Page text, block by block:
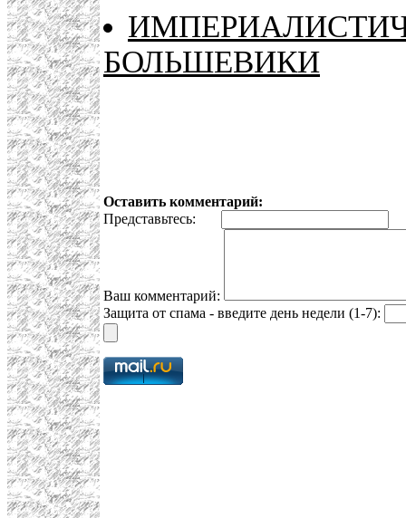
БОЛЬШЕВИКИ
Оставить комментарий:
Представьтесь:
Ваш комментарий:
Защита от спама - введите день недели (1-7):